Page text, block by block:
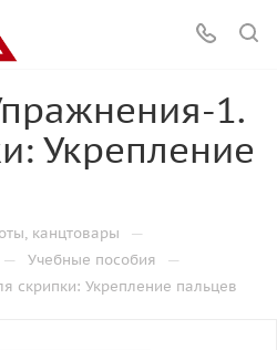
1.
Укрепление
канцтовары —
— Учебные пособия —
скрипки: Укрепление пальцев